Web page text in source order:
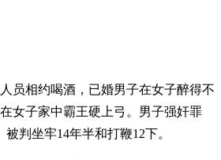
员相约喝酒，已婚男子在女子醉得不
女子家中霸王硬上弓。男子强奸罪
判坐牢14年半和打鞭12下。